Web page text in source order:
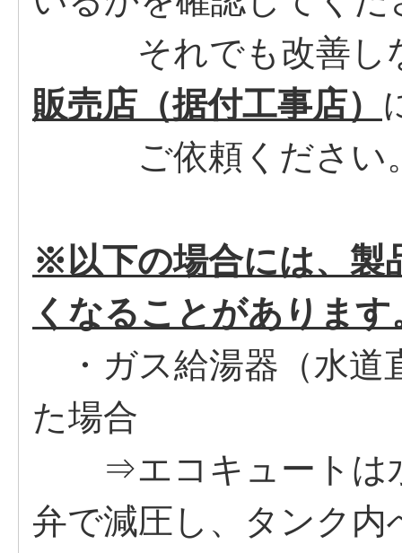
それでも改善しな
販売店（据付工事店）
ご依頼ください
※以下の場合には、製
くなることがあります
・ガス給湯器（水道
た場合
⇒エコキュートは水
弁で減圧し、タンク内